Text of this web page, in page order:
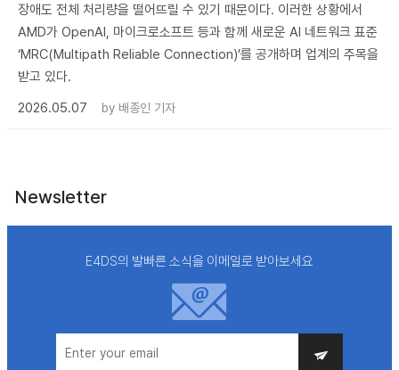
장애도 전체 처리량을 떨어뜨릴 수 있기 때문이다. 이러한 상황에서
AMD가 OpenAI, 마이크로소프트 등과 함께 새로운 AI 네트워크 표준
‘MRC(Multipath Reliable Connection)’를 공개하며 업계의 주목을
받고 있다.
2026.05.07
by 배종인 기자
Newsletter
E4DS의 발빠른 소식을 이메일로 받아보세요